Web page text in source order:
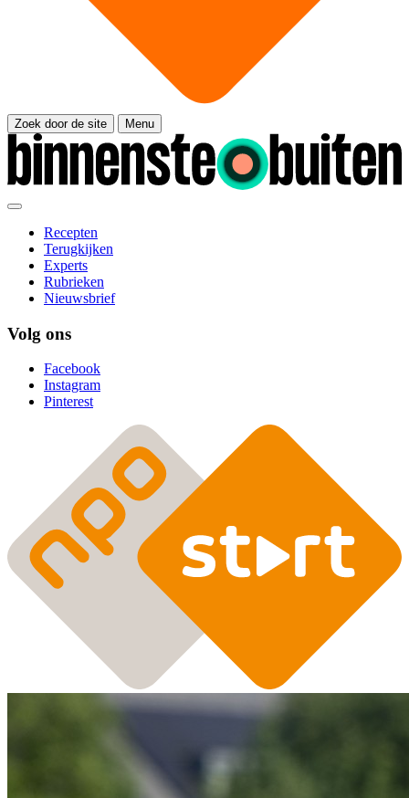
Zoek door de site Menu
Recepten
Terugkijken
Experts
Rubrieken
Nieuwsbrief
Volg ons
Facebook
Instagram
Pinterest